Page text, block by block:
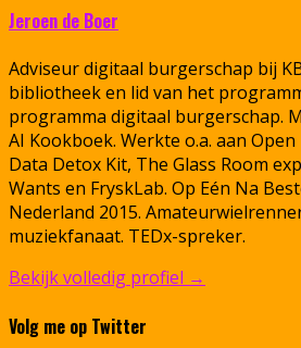
Jeroen de Boer
Adviseur digitaal burgerschap bij
bibliotheek en lid van het
programma digitaal burgerschap.
AI Kookboek. Werkte o.a. aan
Data Detox Kit, The Glass Room
Wants en FryskLab. Op Eén Na
Nederland 2015.
muziekfanaat. TEDx-spreker.
Bekijk volledig profiel →
Volg me op Twitter